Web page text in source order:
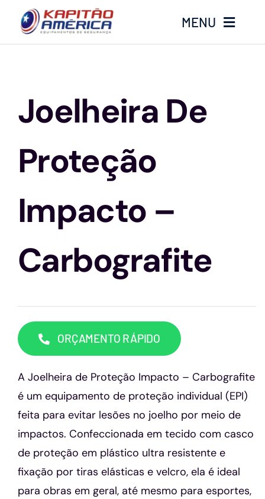
o
MENU
Produtos
Luvas
Altura
Óculos
Contato
Joelheira De
Proteção
Impacto –
Carbografite
ORÇAMENTO RÁPIDO
A Joelheira de Proteção Impacto – Carbografite
é um equipamento de proteção individual (EPI)
feita para evitar lesões no joelho por meio de
impactos. Confeccionada em tecido com casco
de proteção em plástico ultra resistente e
fixação por tiras elásticas e velcro, ela é ideal
para obras em geral, até mesmo para esportes,